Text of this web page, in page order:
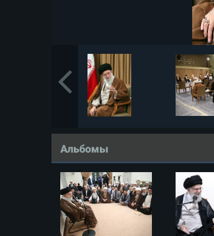
Альбомы